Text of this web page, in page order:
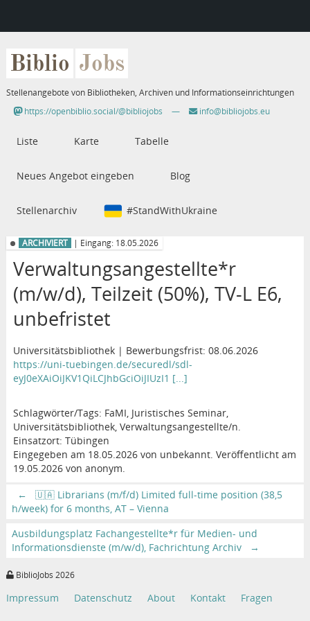
Biblio Jobs
Stellenangebote von Bibliotheken, Archiven und Informationseinrichtungen
https://openbiblio.social/@bibliojobs
— info@bibliojobs.eu
Liste Karte Tabelle
Neues Angebot eingeben Blog
Stellenarchiv #StandWithUkraine
ARCHIVIERT | Eingang: 18.05.2026
Verwaltungsangestellte*r
(m/w/d), Teilzeit (50%), TV-L E6,
unbefristet
Universitätsbibliothek | Bewerbungsfrist: 08.06.2026
https://uni-tuebingen.de/securedl/sdl-
eyJ0eXAiOiJKV1QiLCJhbGciOiJIUzI1 [...]
Schlagwörter/Tags: FaMI, Juristisches Seminar,
Universitätsbibliothek, Verwaltungsangestellte/n.
Einsatzort: Tübingen
Eingegeben am 18.05.2026 von unbekannt. Veröffentlicht am
19.05.2026 von anonym.
←
🇺🇦 Librarians (m/f/d) Limited full-time position (38,5
h/week) for 6 months, AT – Vienna
Ausbildungsplatz Fachangestellte*r für Medien- und
Informationsdienste (m/w/d), Fachrichtung Archiv
→
BiblioJobs 2026
Impressum Datenschutz About Kontakt Fragen